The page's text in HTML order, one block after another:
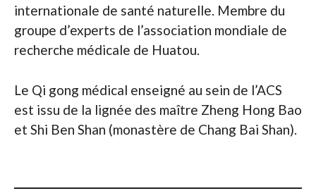
internationale de santé naturelle. Membre du
groupe d’experts de l’association mondiale de
recherche médicale de Huatou.
Le Qi gong médical enseigné au sein de l’ACS
est issu de la lignée des maître Zheng Hong Bao
et Shi Ben Shan (monastère de Chang Bai Shan).